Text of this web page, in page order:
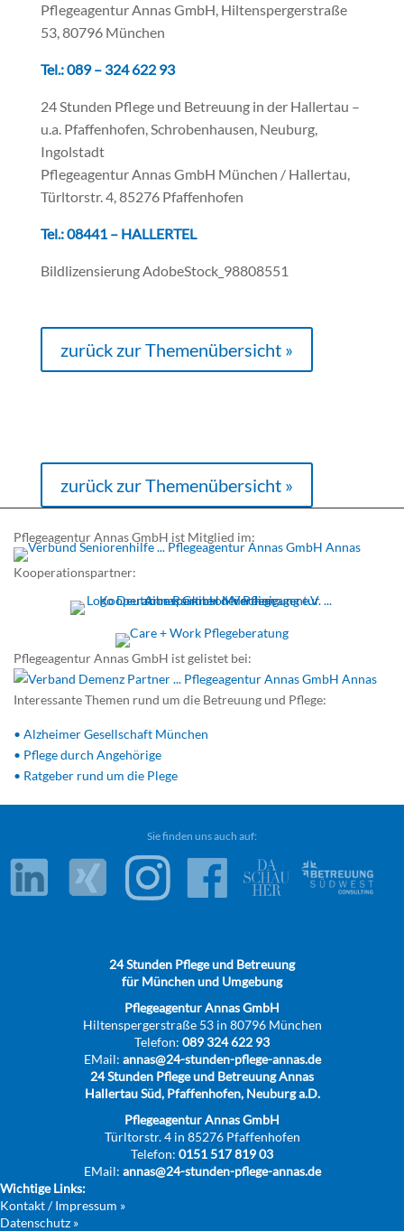
Pflegeagentur Annas GmbH, Hiltenspergerstraße
53, 80796 München
Tel.: 089 – 324 622 93
24 Stunden Pflege und Betreuung in der Hallertau –
u.a. Pfaffenhofen, Schrobenhausen, Neuburg,
Ingolstadt
Pflegeagentur Annas GmbH München / Hallertau,
Türltorstr. 4, 85276 Pfaffenhofen
Tel.: 08441 – HALLERTEL
Bildlizensierung AdobeStock_98808551
zurück zur Themenübersicht »
zurück zur Themenübersicht »
Pflegeagentur Annas GmbH ist Mitglied im:
Kooperationspartner:
Pflegeagentur Annas GmbH ist gelistet bei:
Interessante Themen rund um die Betreuung und Pflege:
• Alzheimer Gesellschaft München
• Pflege durch Angehörige
• Ratgeber rund um die Plege
Sie finden uns auch auf:
24 Stunden Pflege und Betreuung
für München und Umgebung
Pflegeagentur Annas GmbH
Hiltenspergerstraße 53 in 80796 München
Telefon: 089 324 622 93
EMail: annas@24-stunden-pflege-annas.de
24 Stunden Pflege und Betreuung Annas
Hallertau Süd, Pfaffenhofen, Neuburg a.D.
Pflegeagentur Annas GmbH
Türltorstr. 4 in 85276 Pfaffenhofen
Telefon: 0151 517 819 03
EMail: annas@24-stunden-pflege-annas.de
Wichtige Links:
Kontakt / Impressum »
Datenschutz »